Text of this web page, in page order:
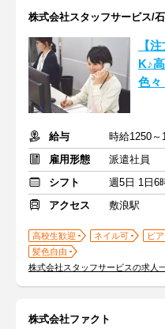
株式会社スタッフサービス/
【
K♪
色々
給与
時給1250
雇用形態
派遣社員
シフト
週5日 1日6
アクセス
敷浪駅
高校生歓迎 ネイル可 ピ
髪色自由
株式会社スタッフサービスの求人
株式会社ファクト